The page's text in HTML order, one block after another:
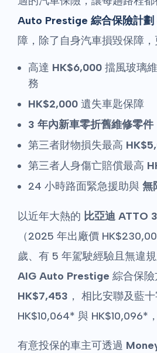
Auto Prestige 綜合保險計劃
障，除了自身汽車損毀保障，
高達 HK$6,000 擋風玻璃
務
HK$2,000 遺失車匙保障
3 年內新車零折舊維修零件
第三者財物損失最高
第三者人身傷亡賠償最高
24 小時路面緊急援助與 無
以近年大熱的 比亞迪 ATTO
（2025 年出廠價
歲、有 5 年駕駛經驗且無違
AIG Auto Prestige 綜合保
HK$7,453 ， 相比安聯及藍
HK$10,064* 與 HK$10,096*
有意投保的車主可透過